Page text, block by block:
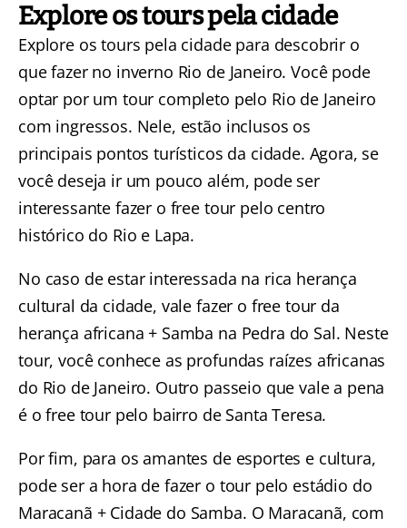
Explore os tours pela cidade
Explore os tours pela cidade para descobrir o
que fazer no inverno Rio de Janeiro. Você pode
optar por um tour completo pelo Rio de Janeiro
com ingressos. Nele, estão inclusos os
principais pontos turísticos da cidade. Agora, se
você deseja ir um pouco além, pode ser
interessante fazer o free tour pelo centro
histórico do Rio e Lapa.
No caso de estar interessada na rica herança
cultural da cidade, vale fazer o free tour da
herança africana + Samba na Pedra do Sal. Neste
tour, você conhece as profundas raízes africanas
do Rio de Janeiro. Outro passeio que vale a pena
é o free tour pelo bairro de Santa Teresa.
Por fim, para os amantes de esportes e cultura,
pode ser a hora de fazer o tour pelo estádio do
Maracanã + Cidade do Samba. O Maracanã, com